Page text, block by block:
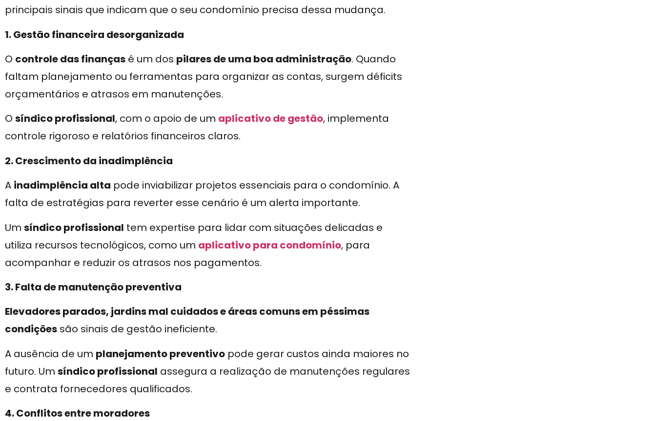
principais sinais que indicam que o seu condomínio precisa dessa mudança.
1. Gestão financeira desorganizada
O controle das finanças é um dos pilares de uma boa administração. Quando
faltam planejamento ou ferramentas para organizar as contas, surgem déficits
orçamentários e atrasos em manutenções.
O síndico profissional, com o apoio de um aplicativo de gestão, implementa
controle rigoroso e relatórios financeiros claros.
2. Crescimento da inadimplência
A inadimplência alta pode inviabilizar projetos essenciais para o condomínio. A
falta de estratégias para reverter esse cenário é um alerta importante.
Um síndico profissional tem expertise para lidar com situações delicadas e
utiliza recursos tecnológicos, como um aplicativo para condomínio, para
acompanhar e reduzir os atrasos nos pagamentos.
3. Falta de manutenção preventiva
Elevadores parados, jardins mal cuidados e áreas comuns em péssimas
condições são sinais de gestão ineficiente.
A ausência de um planejamento preventivo pode gerar custos ainda maiores no
futuro. Um síndico profissional assegura a realização de manutenções regulares
e contrata fornecedores qualificados.
4. Conflitos entre moradores